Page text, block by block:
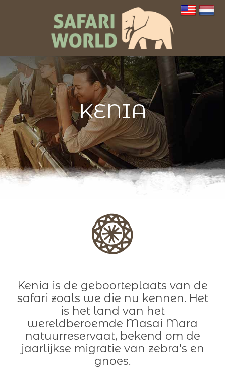
KENIA
Kenia is de geboorteplaats van de
safari zoals we die nu kennen. Het
is het land van het
wereldberoemde Masai Mara
natuurreservaat, bekend om de
jaarlijkse migratie van zebra's en
gnoes.